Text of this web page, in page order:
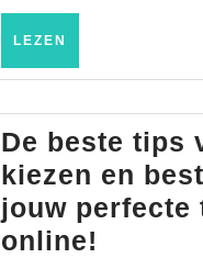
LEZEN
De beste tips
kiezen en
jouw perfecte
online!